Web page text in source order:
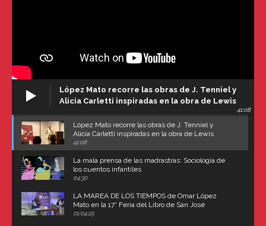
López Mato recorre las obras de J. Tenniel y
Alicia Carletti inspiradas en la obra de Lewis
41:08
López Mato recorre las obras de J. Tenniel y
Alicia Carletti inspiradas en la obra de Lewis
Carroll
41:08
La mala prensa de las madrastras: Sociología de
los cuentos infantiles
04:30
LA MAREA DE LOS TIEMPOS de Omar López
Mato en la 17° Feria del Libro de San José
(Uruguay)
01:04:25